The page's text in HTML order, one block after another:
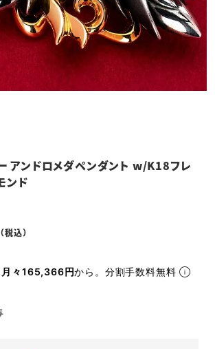
アンドロメダペンダント w/K18フレ
ンド
月々165,366円から。分割手数料無料